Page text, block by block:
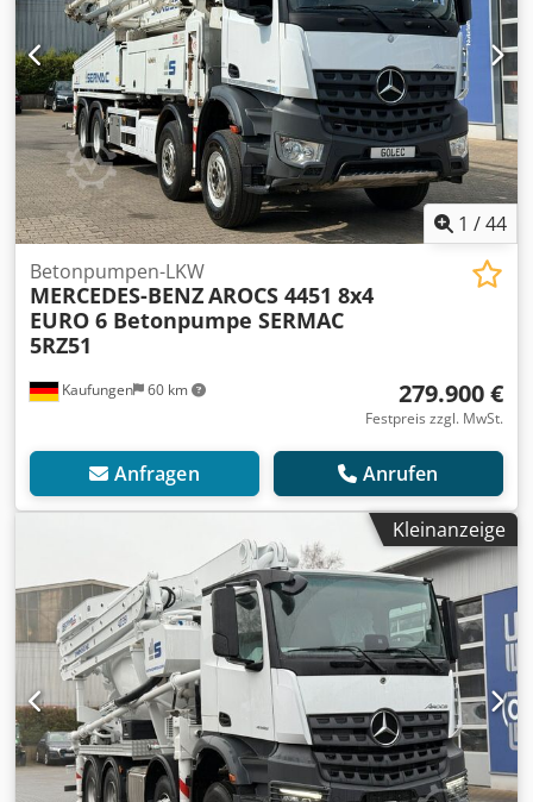
1 /44
Kaufungen 60 km
Betonpumpen-LKW
MERCEDES-BENZAROCS 4451 8x4
EURO 6 Betonpumpe SERMAC
5RZ51
279.900 €
Festpreis zzgl. MwSt.
Anfragen Anrufen
Kleinanzeige